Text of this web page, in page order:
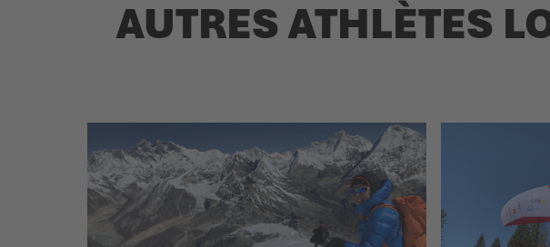
AUTRES ATHLÈTES